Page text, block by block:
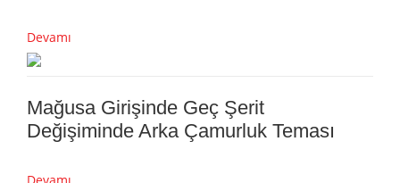
Devamı
Mağusa Girişinde Geç Şerit
Değişiminde Arka Çamurluk Teması